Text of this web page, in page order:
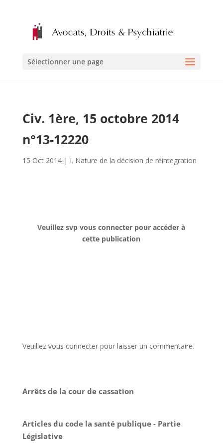
Sélectionner une page
Civ. 1ère, 15 octobre 2014
n°13-12220
15 Oct 2014| I. Nature de la décision de réintegration
Veuillez svp vous connecter pour accéder à
cette publication
Veuillez vous connecter pour laisser un commentaire.
Arrêts de la cour de cassation
Articles du code la santé publique - Partie
Législative